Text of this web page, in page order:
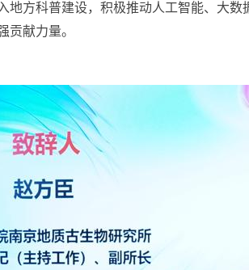
地方科普建设，积极推动人工智能、大
贡献力量。